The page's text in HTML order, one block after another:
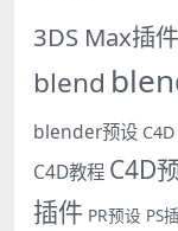
3DS Max插件
blend
blender预设 C4D
C4D教程 C4D
插件 PR预设 PS